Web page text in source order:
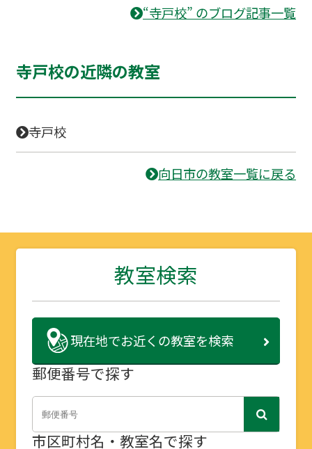
“寺戸校” のブログ記事一覧
寺戸校の近隣の教室
寺戸校
向日市の教室一覧に戻る
教室検索
現在地でお近くの教室を検索
郵便番号で探す
市区町村名・教室名で探す